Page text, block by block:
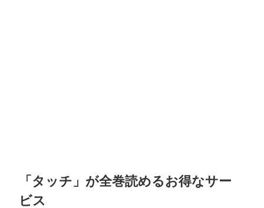
「タッチ」が全巻読めるお得なサー
ビス